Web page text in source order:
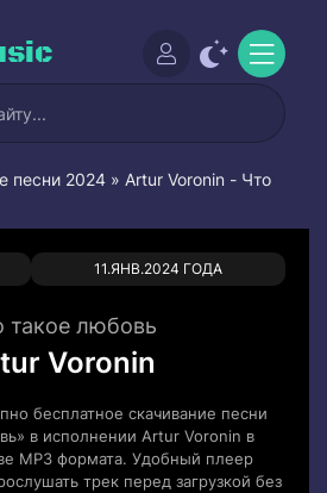
песни 2024 » Artur Voronin - Что
11.ЯНВ.2024 ГОДА
0 0
такое любовь
Voronin
бесплатное скачивание песни
в исполнении Artur Voronin в
MP3 формата. Удобный плеер
трек перед загрузкой без